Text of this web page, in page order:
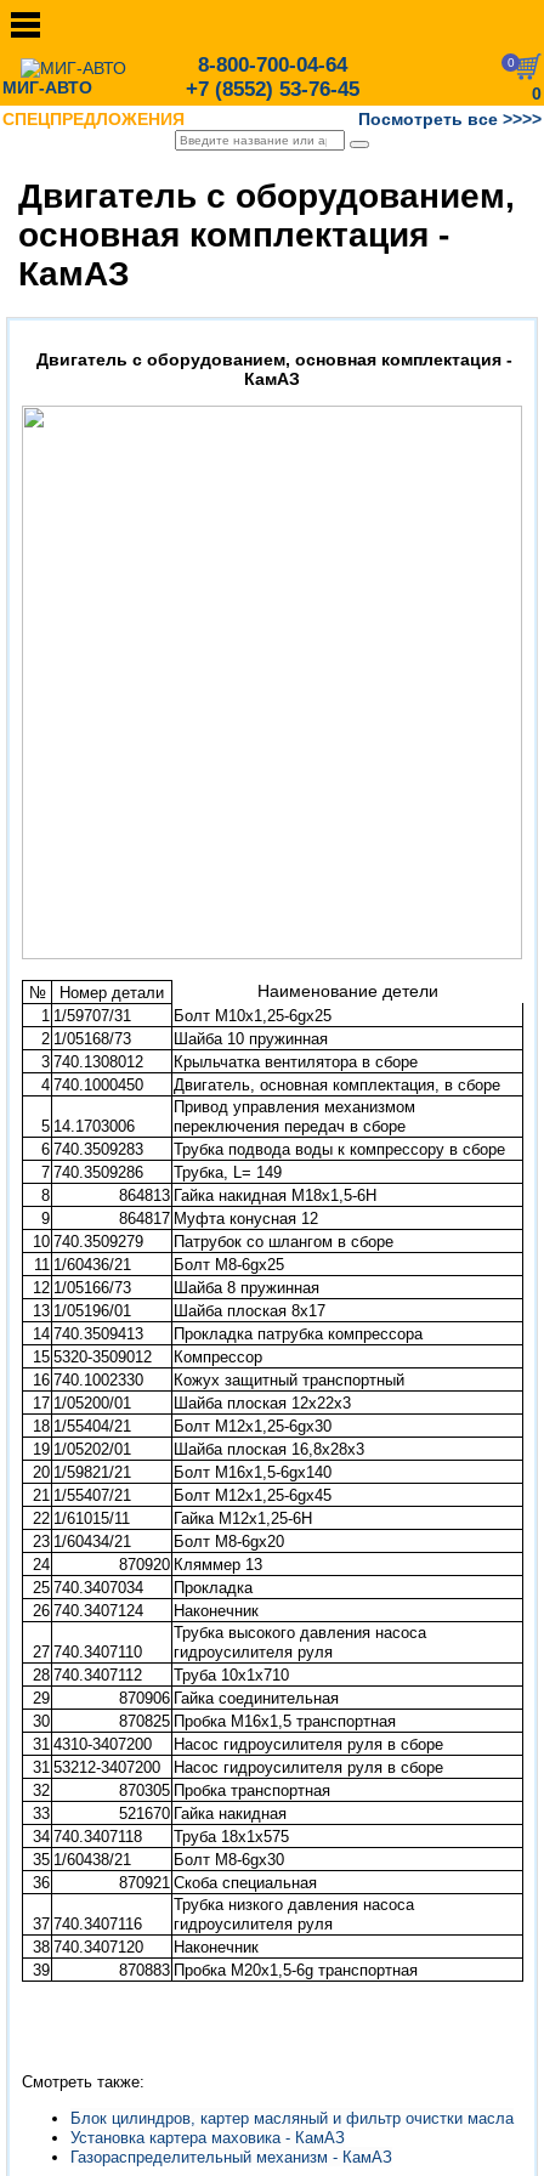
МИГ-АВТО
8-800-700-04-64
+7 (8552) 53-76-45
0
0
СПЕЦПРЕДЛОЖЕНИЯ
Посмотреть все >>>>
Двигатель с оборудованием,
основная комплектация -
КамАЗ
Двигатель с оборудованием, основная комплектация -
КамАЗ
№ Номер детали Наименование детели
1 1/59707/31
Болт М10х1,25-6gх25
2 1/05168/73
Шайба 10 пружинная
3 740.1308012
Крыльчатка вентилятора в сборе
4 740.1000450 Двигатель, основная комплектация, в сборе
5 14.1703006
Привод управления механизмом
переключения передач в сборе
6 740.3509283
Трубка подвода воды к компрессору в сборе
7 740.3509286
Трубка, L= 149
8
864813 Гайка накидная М18х1,5-6Н
9
864817 Муфта конусная 12
10 740.3509279
Патрубок со шлангом в сборе
11 1/60436/21
Болт М8-6gх25
12 1/05166/73
Шайба 8 пружинная
13 1/05196/01
Шайба плоская 8х17
14 740.3509413
Прокладка патрубка компрессора
15 5320-3509012
Компрессор
16 740.1002330
Кожух защитный транспортный
17 1/05200/01
Шайба плоская 12х22х3
18 1/55404/21
Болт М12х1,25-6gх30
19 1/05202/01
Шайба плоская 16,8х28х3
20 1/59821/21
Болт М16х1,5-6gх140
21 1/55407/21
Болт М12х1,25-6gх45
22 1/61015/11
Гайка М12х1,25-6Н
23 1/60434/21
Болт М8-6gх20
24
870920 Кляммер 13
25 740.3407034
Прокладка
26 740.3407124 Наконечник
27 740.3407110
Трубка высокого давления насоса
гидроусилителя руля
28 740.3407112
Труба 10х1х710
29
870906 Гайка соединительная
30
870825 Пробка М16х1,5 транспортная
31 4310-3407200
Насос гидроусилителя руля в сборе
31 53212-3407200
Насос гидроусилителя руля в сборе
32
870305 Пробка транспортная
33
521670 Гайка накидная
34 740.3407118
Труба 18х1х575
35 1/60438/21
Болт М8-6gх30
36
870921 Скоба специальная
37 740.3407116
Трубка низкого давления насоса
гидроусилителя руля
38 740.3407120
Наконечник
39
870883 Пробка М20х1,5-6g транспортная
Смотреть также:
Блок цилиндров, картер масляный и фильтр очистки масла
Установка картера маховика - КамАЗ
Газораспределительный механизм - КамАЗ